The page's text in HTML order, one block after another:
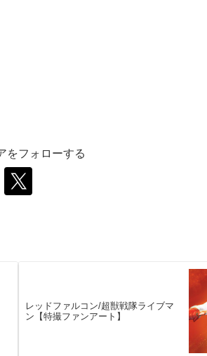
をフォローする
レッドファルコン/超獣戦隊ライブマ
ン【特撮ファンアート】